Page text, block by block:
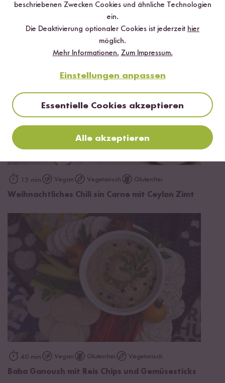
Mehr Rezepte mit Bio Reis Cracker Sea
15 min Vegan Vegetarisch Glutenfrei
Weihnachtliches Chili sin Carne mit Ceylon Zimt
40 min Vegan Glutenfrei Vegetarisch
Baba Ganoush mit Reis Chips und Gemüsesticks
beschriebenen Zwecken Cookies und ähnliche Technologien
ein.
Die Deaktivierung optionaler Cookies ist jederzeit hier
möglich.
Mehr Informationen. Zum Impressum.
Einstellungen anpassen
Essentielle Cookies akzeptieren
Alle akzeptieren